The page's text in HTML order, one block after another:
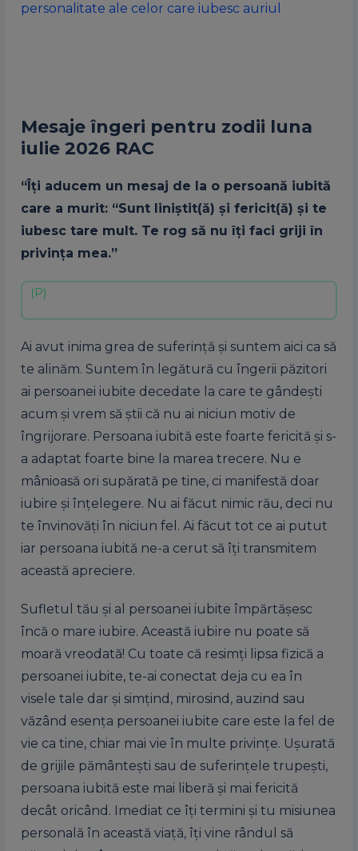
personalitate ale celor care iubesc auriul
Mesaje îngeri pentru zodii luna
iulie 2026 RAC
“Îți aducem un mesaj de la o persoană iubită
care a murit: “Sunt liniștit(ă) și fericit(ă) și te
iubesc tare mult. Te rog să nu îți faci griji în
privința mea.”
Ai avut inima grea de suferință și suntem aici ca să
te alinăm. Suntem în legătură cu îngerii păzitori
ai persoanei iubite decedate la care te gândești
acum și vrem să știi că nu ai niciun motiv de
îngrijorare. Persoana iubită este foarte fericită și s-
a adaptat foarte bine la marea trecere. Nu e
mânioasă ori supărată pe tine, ci manifestă doar
iubire și înțelegere. Nu ai făcut nimic rău, deci nu
te învinovăți în niciun fel. Ai făcut tot ce ai putut
iar persoana iubită ne-a cerut să îți transmitem
această apreciere.
Sufletul tău și al persoanei iubite împărtășesc
încă o mare iubire. Această iubire nu poate să
moară vreodată! Cu toate că resimți lipsa fizică a
persoanei iubite, te-ai conectat deja cu ea în
visele tale dar și simțind, mirosind, auzind sau
văzând esența persoanei iubite care este la fel de
vie ca tine, chiar mai vie în multe privințe. Ușurată
de grijile pământești sau de suferințele trupești,
persoana iubită este mai liberă și mai fericită
decât oricând. Imediat ce îți termini și tu misiunea
personală în această viață, îți vine rândul să